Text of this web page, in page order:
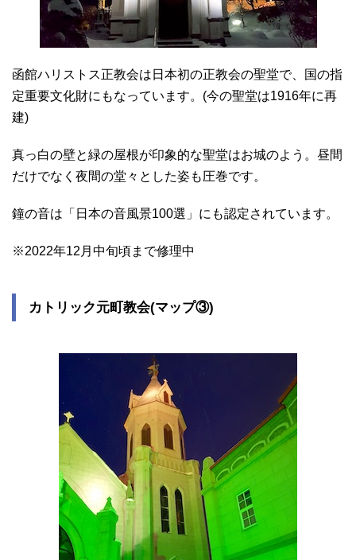
函館ハリストス正教会は日本初の正教会の聖堂で、国の指
定重要文化財にもなっています。(今の聖堂は1916年に再
建)
真っ白の壁と緑の屋根が印象的な聖堂はお城のよう。昼間
だけでなく夜間の堂々とした姿も圧巻です。
鐘の音は「日本の音風景100選」にも認定されています。
※2022年12月中旬頃まで修理中
カトリック元町教会(マップ③)